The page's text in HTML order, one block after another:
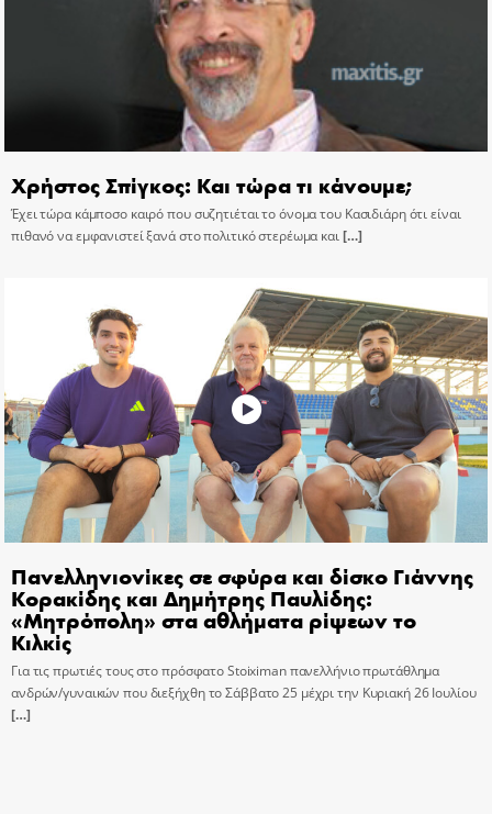
Χρήστος Σπίγκος: Και τώρα τι κάνουμε;
Έχει τώρα κάμποσο καιρό που συζητιέται το όνομα του Κασιδιάρη ότι είναι
πιθανό να εμφανιστεί ξανά στο πολιτικό στερέωμα και[…]
Πανελληνιονίκες σε σφύρα και δίσκο Γιάννης
Κορακίδης και Δημήτρης Παυλίδης:
«Μητρόπολη» στα αθλήματα ρίψεων το
Κιλκίς
Για τις πρωτιές τους στο πρόσφατο Stoiximan πανελλήνιο πρωτάθλημα
ανδρών/γυναικών που διεξήχθη το Σάββατο 25 μέχρι την Κυριακή 26 Ιουλίου
[…]